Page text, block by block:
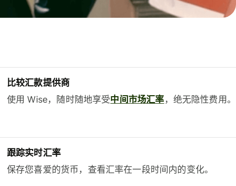
比较汇款提供商
使用 Wise，随时随地享受中间市场汇率，绝无隐性费用。
跟踪实时汇率
保存您喜爱的货币，查看汇率在一段时间内的变化。